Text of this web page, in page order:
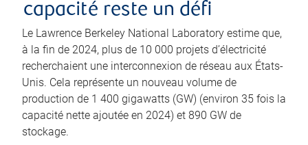
capacité reste un défi
Le Lawrence Berkeley National Laboratory estime que,
à la fin de 2024, plus de 10 000 projets d’électricité
recherchaient une interconnexion de réseau aux États-
Unis. Cela représente un nouveau volume de
production de 1 400 gigawatts (GW) (environ 35 fois la
capacité nette ajoutée en 2024) et 890 GW de
stockage.